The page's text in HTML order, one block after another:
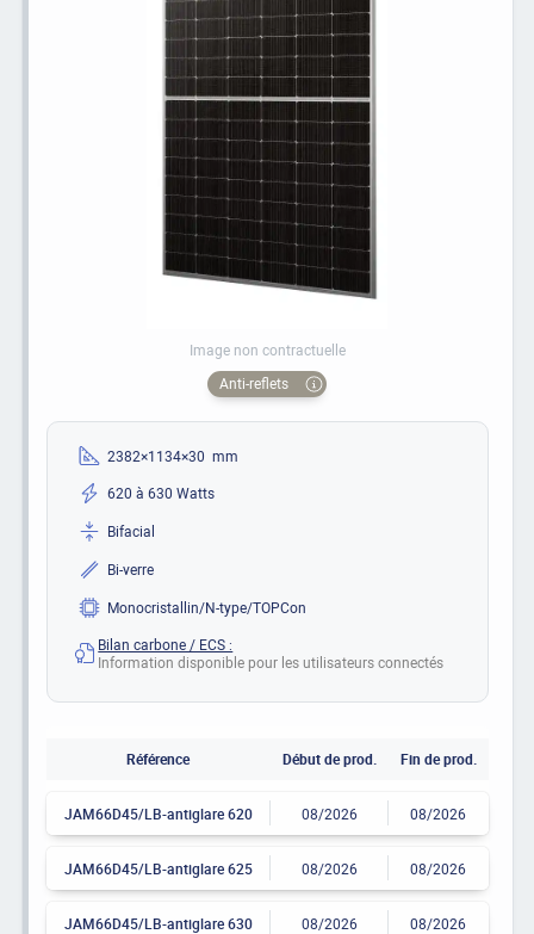
Image non contractuelle
Anti-reflets
2382×1134×30 mm
620 à 630 Watts
Bifacial
Bi-verre
Monocristallin/N-type/TOPCon
Bilan carbone / ECS :
Information disponible pour les utilisateurs connectés
Référence Début de prod. Fin de prod.
JAM66D45/LB-antiglare 620 08/2026 08/2026
JAM66D45/LB-antiglare 625 08/2026 08/2026
JAM66D45/LB-antiglare 630 08/2026 08/2026